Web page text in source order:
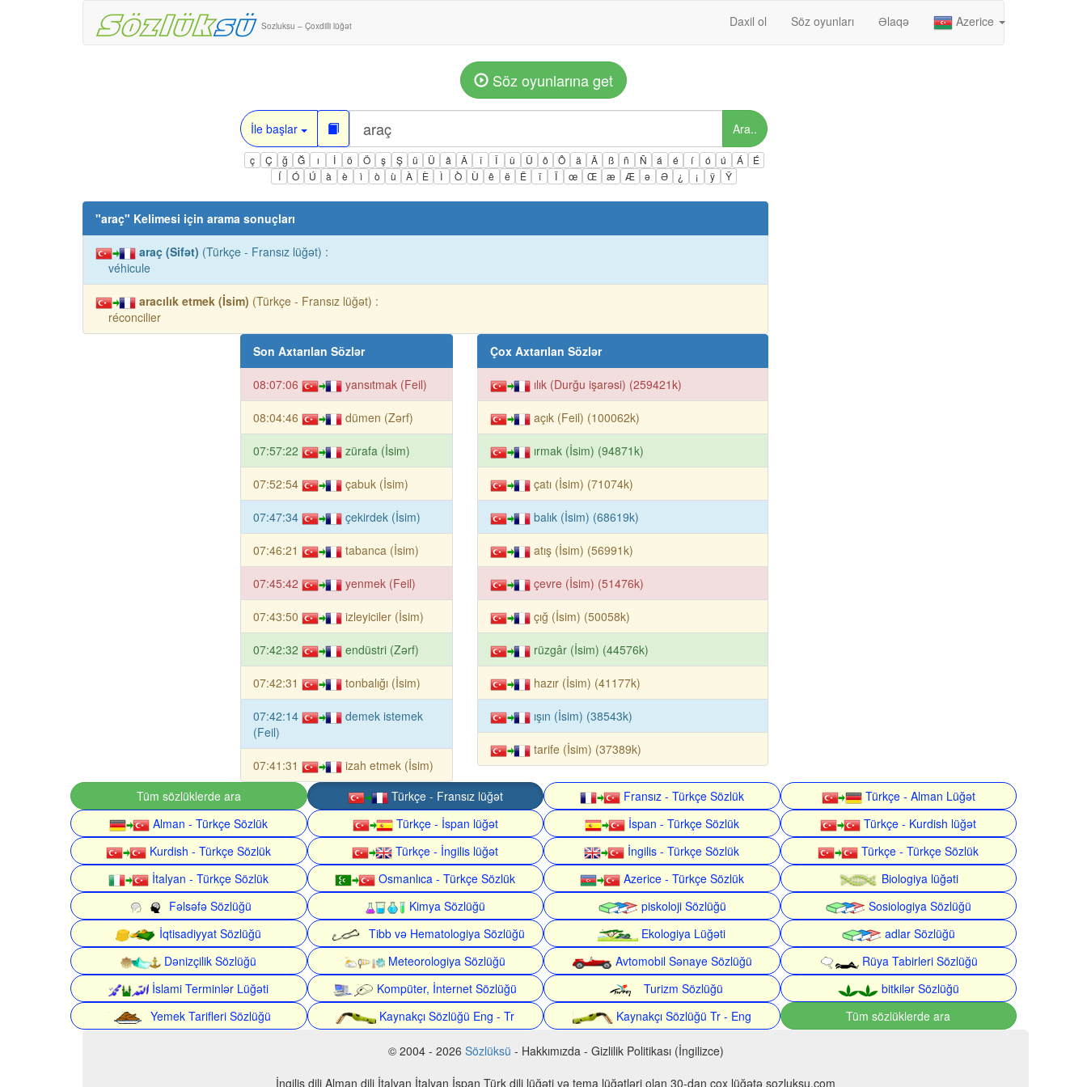
Sozluksu – Çoxdilli lüğət Daxil ol Söz oyunları Əlaqə Azerice
Söz oyunlarına get
İle başlar Ara..
ç Ç ğ Ğ ı İ ö Ö ş Ş ü Ü â Â î Î û Û ô Ô ä Ä ß ñ Ñ á é í ó ú Á
É
Í
Ó Ú à è ì ò ù À È Ì Ò Ù ê ë Ë ï Ï œ Œ æ Æ ə Ə ¿ ¡ ÿ Ÿ
"araç" Kelimesi için arama sonuçları
araç (Sifət) (Türkçe - Fransız lüğət) :
véhicule
aracılık etmek (İsim) (Türkçe - Fransız lüğət) :
réconcilier
Son Axtarılan Sözlər
08:07:06 yansıtmak (Feil)
08:04:46 dümen (Zərf)
07:57:22 zürafa (İsim)
07:52:54 çabuk (İsim)
07:47:34 çekirdek (İsim)
07:46:21 tabanca (İsim)
07:45:42 yenmek (Feil)
07:43:50 izleyiciler (İsim)
07:42:32 endüstri (Zərf)
07:42:31 tonbalığı (İsim)
07:42:14
demek istemek
(Feil)
07:41:31 izah etmek (İsim)
Çox Axtarılan Sözlər
ılık (Durğu işarəsi) (259421k)
açık (Feil) (100062k)
ırmak (İsim) (94871k)
çatı (İsim) (71074k)
balık (İsim) (68619k)
atış (İsim) (56991k)
çevre (İsim) (51476k)
çığ (İsim) (50058k)
rüzgâr (İsim) (44576k)
hazır (İsim) (41177k)
ışın (İsim) (38543k)
tarife (İsim) (37389k)
Tüm sözlüklerde ara Türkçe - Fransız lüğət Fransız - Türkçe Sözlük
Türkçe - Alman Lüğət
Alman - Türkçe Sözlük
Türkçe - İspan lüğət İspan - Türkçe Sözlük
Türkçe - Kurdish lüğət
Kurdish - Türkçe Sözlük
Türkçe - İngilis lüğət İngilis - Türkçe Sözlük
Türkçe - Türkçe Sözlük
İtalyan - Türkçe Sözlük
Osmanlıca - Türkçe Sözlük Azerice - Türkçe Sözlük
Biologiya lüğəti
Fəlsəfə Sözlüğü
Kimya Sözlüğü piskoloji Sözlüğü
Sosiologiya Sözlüğü
İqtisadiyyat Sözlüğü
Tibb və Hematologiya Sözlüğü Ekologiya Lüğəti
adlar Sözlüğü
Dənizçilik Sözlüğü
Meteorologiya Sözlüğü Avtomobil Sənaye Sözlüğü
Rüya Tabirleri Sözlüğü
İslami Terminlər Lüğəti
Kompüter, İnternet Sözlüğü Turizm Sözlüğü
bitkilər Sözlüğü
Yemek Tarifleri Sözlüğü
Kaynakçı Sözlüğü Eng - Tr Kaynakçı Sözlüğü Tr - Eng Tüm sözlüklerde ara
© 2004 - 2026 Sözlüksü - Hakkımızda - Gizlilik Politikası (İngilizce)
İngilis dili Alman dili İtalyan İtalyan İspan Türk dili lüğəti və tema lüğətləri olan 30-dan çox lüğətə sozluksu.com